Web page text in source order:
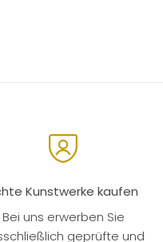
Kunstwerke kaufen
Bei uns erwerben Sie
geprüfte und